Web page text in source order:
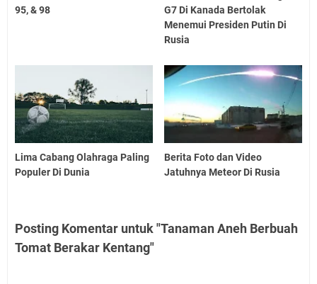
95, & 98
G7 Di Kanada Bertolak
Menemui Presiden Putin Di
Rusia
Lima Cabang Olahraga Paling
Populer Di Dunia
Berita Foto dan Video
Jatuhnya Meteor Di Rusia
Posting Komentar untuk "Tanaman Aneh Berbuah
Tomat Berakar Kentang"